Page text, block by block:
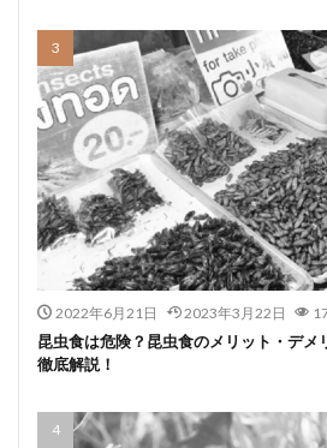
2022年6月21日 2023年3月22日
昆虫食は危険？昆虫食のメリット・デメ
徹底解説！